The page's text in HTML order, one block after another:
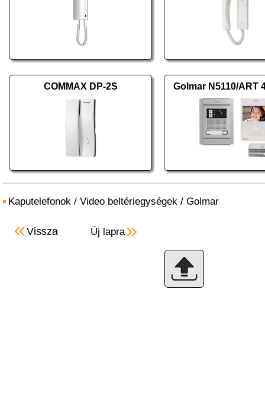
COMMAX DP-2S Golmar N5110/ART
Kaputelefonok / Video beltériegységek / Golmar
Vissza Új lapra